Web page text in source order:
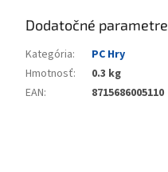
Dodatočné parametre
Kategória:
PC Hry
Hmotnosť:
0.3 kg
EAN: 8715686005110